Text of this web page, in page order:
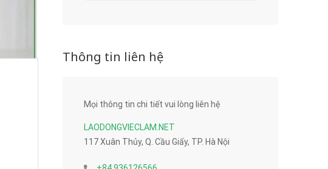
Thông tin liên hệ
Mọi thông tin chi tiết vui lòng liên hệ
LAODONGVIECLAM.NET
117 Xuân Thủy, Q. Cầu Giấy, TP. Hà Nội